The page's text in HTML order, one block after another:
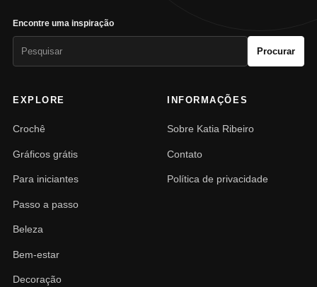
Encontre uma inspiração
Procurar
EXPLORE
Crochê
Gráficos grátis
Para iniciantes
Passo a passo
Beleza
Bem-estar
Decoração
INFORMAÇÕES
Sobre Katia Ribeiro
Contato
Política de privacidade